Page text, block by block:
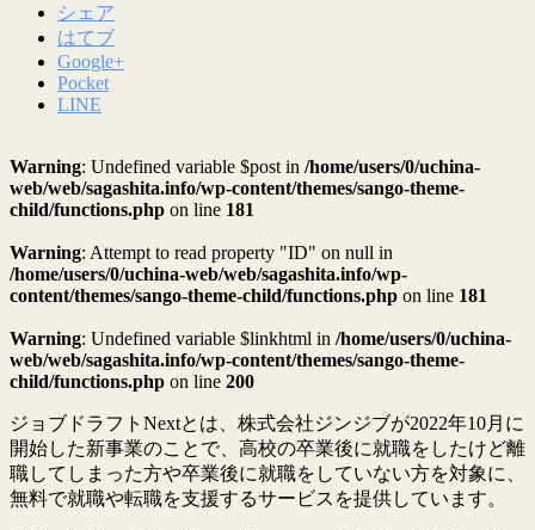
シェア
はてブ
Google+
Pocket
LINE
Warning: Undefined variable $post in /home/users/0/uchina-
web/web/sagashita.info/wp-content/themes/sango-theme-
child/functions.php on line 181
Warning: Attempt to read property "ID" on null in
/home/users/0/uchina-web/web/sagashita.info/wp-
content/themes/sango-theme-child/functions.php on line 181
Warning: Undefined variable $linkhtml in /home/users/0/uchina-
web/web/sagashita.info/wp-content/themes/sango-theme-
child/functions.php on line 200
ジョブドラフトNextとは、株式会社ジンジブが2022年10月に
開始した新事業のことで、高校の卒業後に就職をしたけど離
職してしまった方や卒業後に就職をしていない方を対象に、
無料で就職や転職を支援するサービスを提供しています。